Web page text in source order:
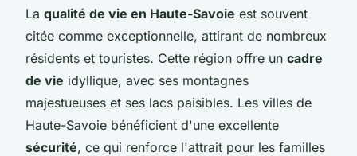
La qualité de vie en Haute-Savoie est souvent
citée comme exceptionnelle, attirant de nombreux
résidents et touristes. Cette région offre un cadre
de vie idyllique, avec ses montagnes
majestueuses et ses lacs paisibles. Les villes de
Haute-Savoie bénéficient d'une excellente
sécurité, ce qui renforce l'attrait pour les familles